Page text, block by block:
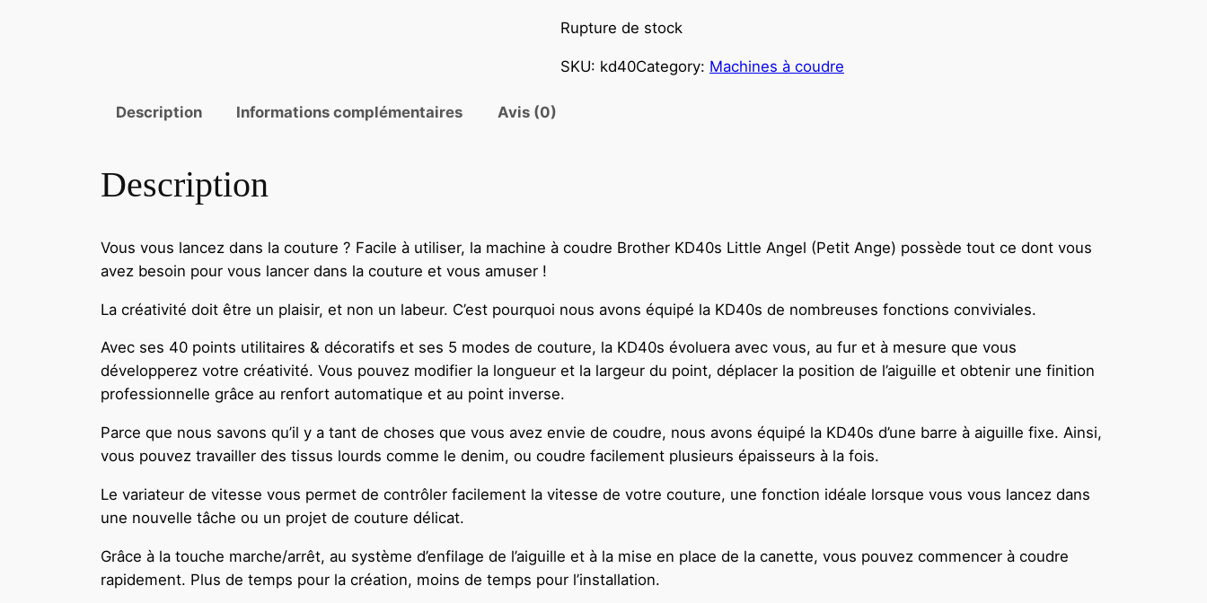
Rupture de stock
SKU: kd40Category: Machines à coudre
Description Informations complémentaires Avis (0)
Description
Vous vous lancez dans la couture ? Facile à utiliser, la machine à coudre Brother KD40s Little Angel (Petit Ange) possède tout ce dont vous
avez besoin pour vous lancer dans la couture et vous amuser !
La créativité doit être un plaisir, et non un labeur. C’est pourquoi nous avons équipé la KD40s de nombreuses fonctions conviviales.
Avec ses 40 points utilitaires & décoratifs et ses 5 modes de couture, la KD40s évoluera avec vous, au fur et à mesure que vous
développerez votre créativité. Vous pouvez modifier la longueur et la largeur du point, déplacer la position de l’aiguille et obtenir une finition
professionnelle grâce au renfort automatique et au point inverse.
Parce que nous savons qu’il y a tant de choses que vous avez envie de coudre, nous avons équipé la KD40s d’une barre à aiguille fixe. Ainsi,
vous pouvez travailler des tissus lourds comme le denim, ou coudre facilement plusieurs épaisseurs à la fois.
Le variateur de vitesse vous permet de contrôler facilement la vitesse de votre couture, une fonction idéale lorsque vous vous lancez dans
une nouvelle tâche ou un projet de couture délicat.
Grâce à la touche marche/arrêt, au système d’enfilage de l’aiguille et à la mise en place de la canette, vous pouvez commencer à coudre
rapidement. Plus de temps pour la création, moins de temps pour l’installation.